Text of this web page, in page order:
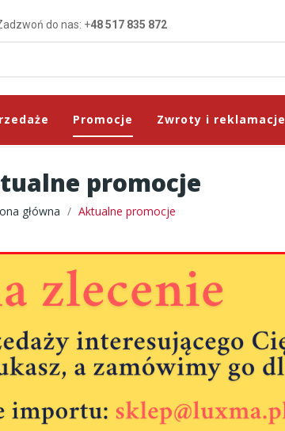
do nas: +48 517 835 872
Promocje Zwroty i reklamacje
promocje
główna Aktualne promocje